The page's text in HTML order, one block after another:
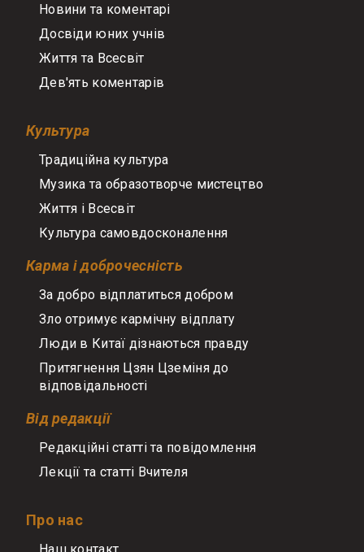
Новини та коментарі
Досвіди юних учнів
Життя та Всесвіт
Дев'ять коментарів
Культура
Традиційна культура
Музика та образотворче мистецтво
Життя і Всесвіт
Культура самовдосконалення
Карма і доброчесність
За добро відплатиться добром
Зло отримує кармічну відплату
Люди в Китаї дізнаються правду
Притягнення Цзян Цземіня до
відповідальності
Від редакції
Редакційні статті та повідомлення
Лекції та статті Вчителя
Про нас